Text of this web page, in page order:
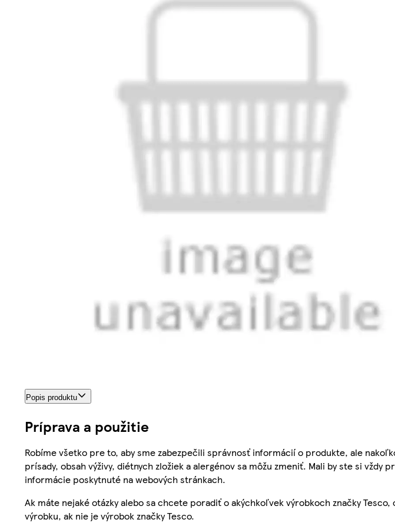
Popis produktu
Príprava a použitie
Robíme všetko pre to, aby sme zabezpečili správnosť informácií o produkte, ale
prísady, obsah výživy, diétnych zložiek a alergénov sa môžu zmeniť. Mali by ste si
informácie poskytnuté na webových stránkach.
Ak máte nejaké otázky alebo sa chcete poradiť o akýchkoľvek výrobkoch značky
výrobku, ak nie je výrobok značky Tesco.